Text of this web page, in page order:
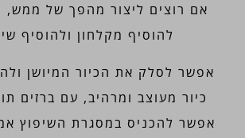
אם רוצים ליצור מהפך של
להוסיף מקלחון ולהוסיף
אפשר לסלק את הכיור המיושן
כיור מעוצב ומרהיב, עם ברזים
אפשר להכניס במסגרת השיפוץ